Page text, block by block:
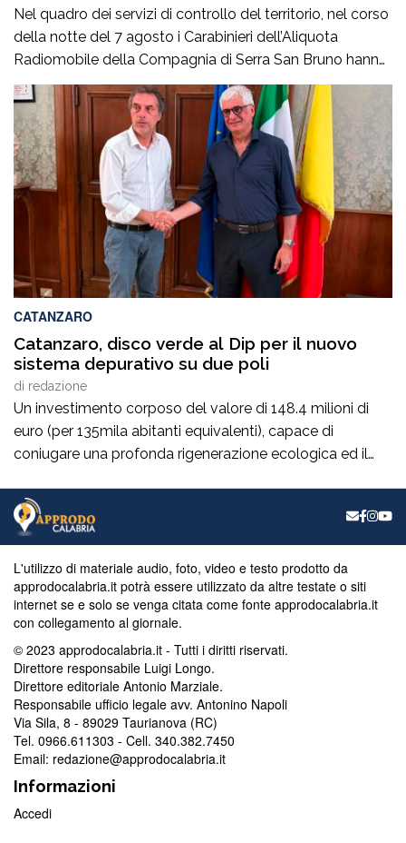
Nel quadro dei servizi di controllo del territorio, nel corso
della notte del 7 agosto i Carabinieri dell’Aliquota
Radiomobile della Compagnia di Serra San Bruno hanno
arrestato a Vazzano un 27enne, originario e residente a
Cinquefrondi, ritenuto responsabile, allo stato degli
accertamenti, di ricettazione in concorso. Intorno alle
3.30, durante un servizio perlustrativo, i militari […]
CATANZARO
Catanzaro, disco verde al Dip per il nuovo
sistema depurativo su due poli
di redazione
Un investimento corposo del valore di 148.4 milioni di
euro (per 135mila abitanti equivalenti), capace di
coniugare una profonda rigenerazione ecologica ed il
epocale”, sul fronte della depurazione per la città di
Catanzaro consentendole di venir fuori anche dalla
relativa procedura d’infrazione comunitaria. Nel
capoluogo di Regione, […]
L'utilizzo di materiale audio, foto, video e testo prodotto da
approdocalabria.it potrà essere utilizzato da altre testate o siti
internet se e solo se venga citata come fonte approdocalabria.it
con collegamento al giornale.
© 2023 approdocalabria.it - Tutti i diritti riservati.
Direttore responsabile Luigi Longo.
Direttore editoriale Antonio Marziale.
Responsabile ufficio legale avv. Antonino Napoli
Via Sila, 8 - 89029 Taurianova (RC)
Tel. 0966.611303 - Cell. 340.382.7450
Email: redazione@approdocalabria.it
Informazioni
Accedi